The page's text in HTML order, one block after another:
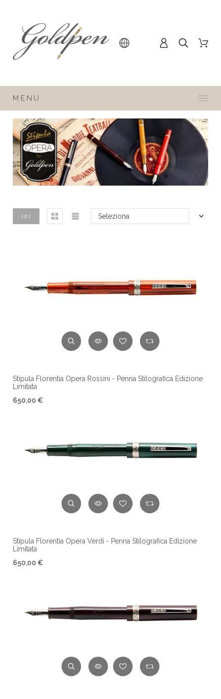
MENU
( 0 ) Seleziona
Stipula Florentia Opera Rossini - Penna Stilografica Edizione
Limitata
650,00 €
Stipula Florentia Opera Verdi - Penna Stilografica Edizione
Limitata
650,00 €